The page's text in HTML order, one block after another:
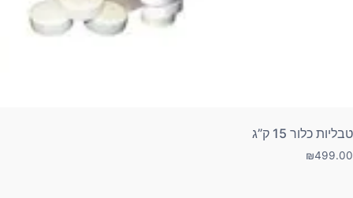
טבליות כלור 15 ק”ג
₪499.00